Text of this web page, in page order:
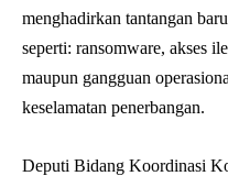
menghadirkan tantangan
seperti: ransomware, akses
maupun gangguan
keselamatan penerbangan.
Deputi Bidang Koordinasi